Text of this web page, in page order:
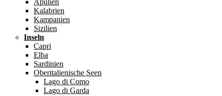
Apulien
Kalabrien
Kampanien
Sizilien
Inseln
Capri
Elba
Sardinien
Oberitalienische Seen
Lago di Como
Lago di Garda